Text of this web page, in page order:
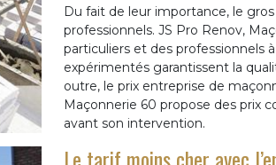
Du fait de leur importance, le
professionnels. JS Pro Renov,
particuliers et des professionnels
expérimentés garantissent la
outre, le prix entreprise de
Maçonnerie 60 propose des prix
avant son intervention.